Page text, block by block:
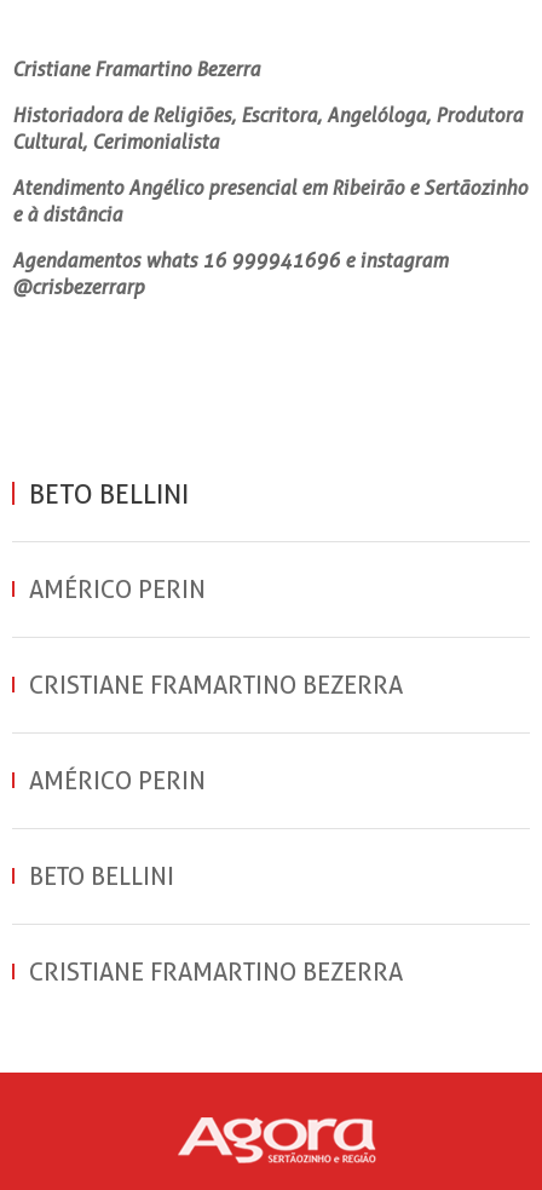
Cristiane Framartino Bezerra
Historiadora de Religiões, Escritora, Angelóloga, Produtora
Cultural, Cerimonialista
Atendimento Angélico presencial em Ribeirão e Sertãozinho
e à distância
Agendamentos whats 16 999941696 e instagram
@crisbezerrarp
BETO BELLINI
AMÉRICO PERIN
CRISTIANE FRAMARTINO BEZERRA
AMÉRICO PERIN
BETO BELLINI
CRISTIANE FRAMARTINO BEZERRA